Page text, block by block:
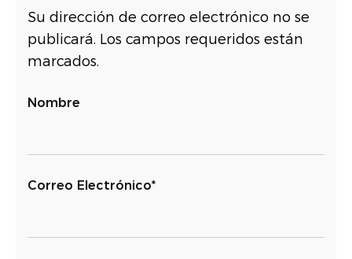
Su dirección de correo electrónico no se
publicará. Los campos requeridos están
marcados.
Nombre
Correo Electrónico*